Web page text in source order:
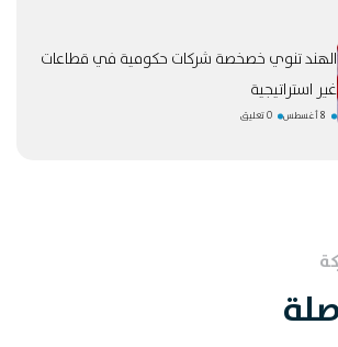
الهند تنوي خصخصة شركات حكومية في قطاعات
غير استراتيجية
8 أغسطس 0 تعليق